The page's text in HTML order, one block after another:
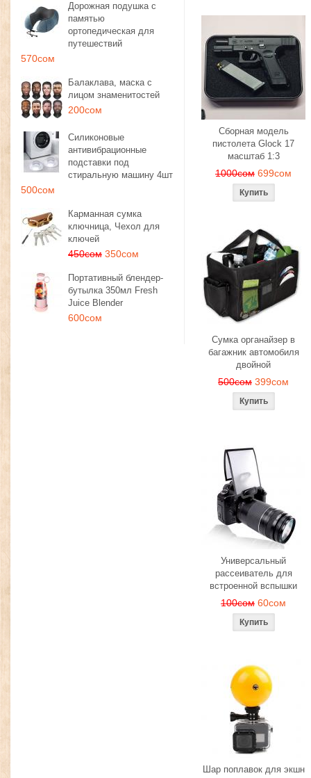
Дорожная подушка с
памятью
ортопедическая для
путешествий
570сом
Балаклава, маска с
лицом знаменитостей
200сом
Силиконовые
антивибрационные
подставки под
стиральную машину 4шт
500сом
Карманная сумка
ключница, Чехол для
ключей
450сом 350сом
Портативный блендер-
бутылка 350мл Fresh
Juice Blender
600сом
Сборная модель
пистолета Glock 17
масштаб 1:3
1000сом 699сом
Сумка органайзер в
багажник автомобиля
двойной
500сом 399сом
Универсальный
рассеиватель для
встроенной вспышки
100сом 60сом
Шар поплавок для экшн